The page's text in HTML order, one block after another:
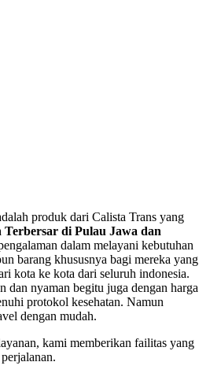
produk dari Calista Trans yang
Terbersar di Pulau Jawa dan
dalam melayani kebutuhan
barang khususnya bagi mereka yang
kota ke kota dari seluruh indonesia.
dan nyaman begitu juga dengan harga
protokol kesehatan. Namun
dengan mudah.
kami memberikan failitas yang